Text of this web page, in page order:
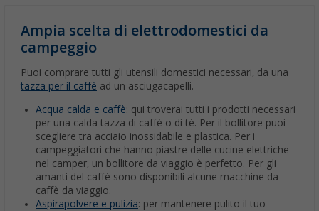
Ampia scelta di elettrodomestici da
campeggio
Puoi comprare tutti gli utensili domestici necessari, da una
tazza per il caffè ad un asciugacapelli.
Acqua calda e caffè: qui troverai tutti i prodotti necessari
per una calda tazza di caffè o di tè. Per il bollitore puoi
scegliere tra acciaio inossidabile e plastica. Per i
campeggiatori che hanno piastre delle cucine elettriche
nel camper, un bollitore da viaggio è perfetto. Per gli
amanti del caffè sono disponibili alcune macchine da
caffè da viaggio.
Aspirapolvere e pulizia: per mantenere pulito il tuo